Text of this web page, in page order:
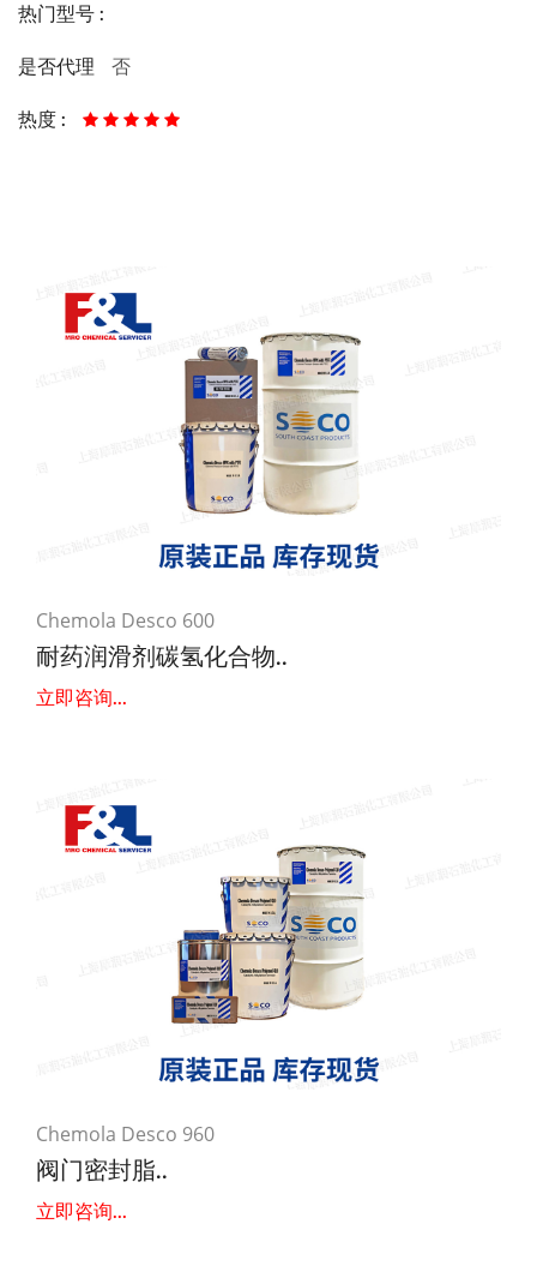
热门型号 :
是否代理 否
热度 :
Chemola Desco 600
耐药润滑剂碳氢化合物..
立即咨询...
Chemola Desco 960
阀门密封脂..
立即咨询...